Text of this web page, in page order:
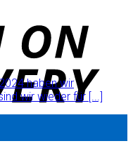
haben wir
wir wieder für [...]